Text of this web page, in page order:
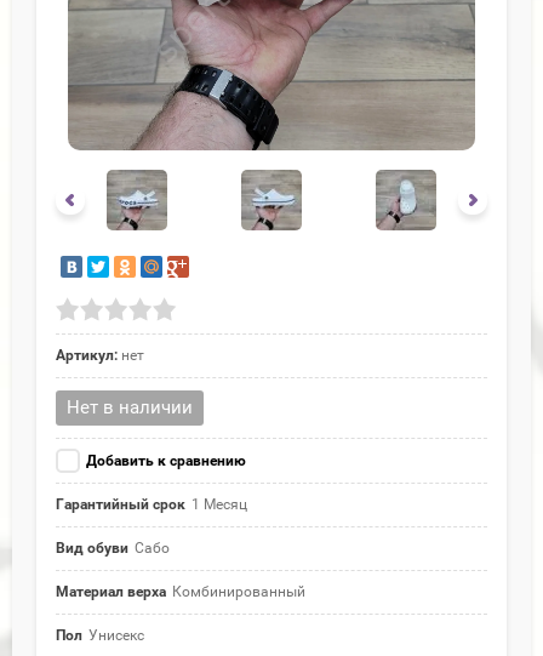
Артикул: нет
Нет в наличии
Добавить к сравнению
Гарантийный срок 1 Месяц
Вид обуви Сабо
Материал верха Комбинированный
Пол Унисекс